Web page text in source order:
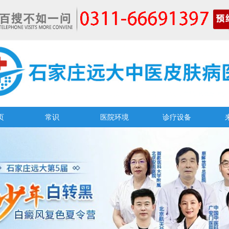
常识 医院环境 诊疗设备